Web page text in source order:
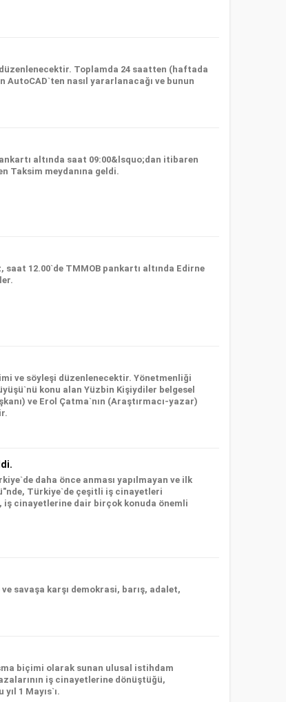
Toplamda 24 saatten (haftada
nasıl yararlanacağı ve bunun
altında saat 09:00&lsquo;dan itibaren
Taksim meydanına geldi.
12.00`de TMMOB pankartı altında Edirne
ve söyleşi düzenlenecektir. Yönetmenliği
konu alan Yüzbin Kişiydiler belgesel
ve Erol Çatma`nın (Araştırmacı-yazar)
daha önce anması yapılmayan ve ilk
Türkiye`de çeşitli iş cinayetleri
iş cinayetlerine dair birçok konuda önemli
savaşa karşı demokrasi, barış, adalet,
biçimi olarak sunan ulusal istihdam
iş cinayetlerine dönüştüğü,
1 Mayıs`ı.